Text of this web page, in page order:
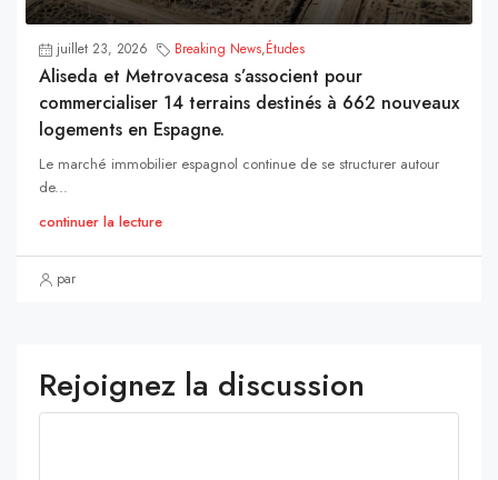
juillet 23, 2026 Breaking News,Études
Aliseda et Metrovacesa s’associent pour
commercialiser 14 terrains destinés à 662 nouveaux
logements en Espagne.
Le marché immobilier espagnol continue de se structurer autour
de...
continuer la lecture
par
Rejoignez la discussion